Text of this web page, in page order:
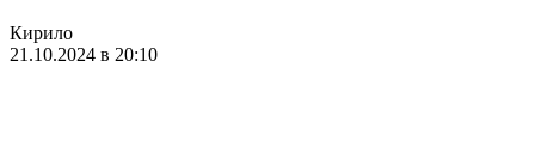
Кирило
21.10.2024 в 20:10